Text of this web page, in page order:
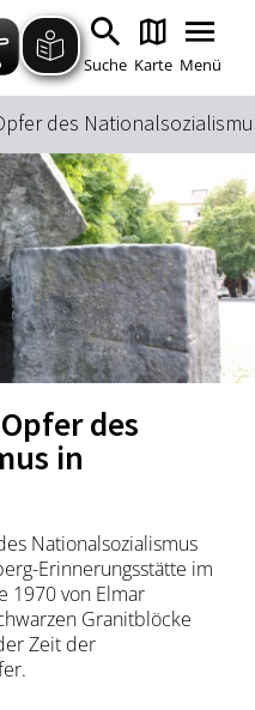
Hauptinhalt springen
Suche springen
Hauptnavigation
Footer springen
Suche Karte Menü
Tickets
Übernachtung
& Trinken
& Highlights
des
des
in
Nationalsozialismus
Erinnerungsstätte im
1970 von Elmar
Granitblöcke
Zeit der